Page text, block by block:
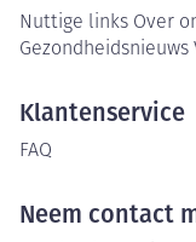
Nuttige links Over
Gezondheidsnieuws
Klantenservice
FAQ
Neem contact